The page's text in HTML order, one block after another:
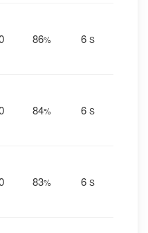
86% 6 S
84% 6 S
83% 6 S